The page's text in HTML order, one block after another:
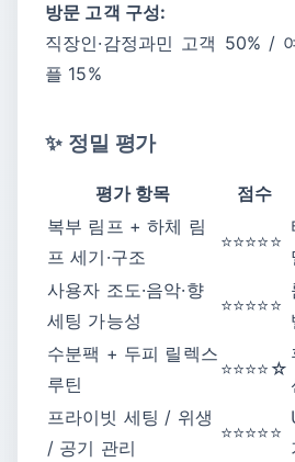
방문 고객 구성:
직장인·감정과민 고객 50% /
플 15%
✨ 정밀 평가
평가 항목 점수
복부 림프 + 하체 림
프 세기·구조
⭐⭐⭐⭐⭐
사용자 조도·음악·향
세팅 가능성
⭐⭐⭐⭐⭐
수분팩 + 두피 릴렉스
루틴
⭐⭐⭐⭐☆
프라이빗 세팅 / 위생
/ 공기 관리
⭐⭐⭐⭐⭐